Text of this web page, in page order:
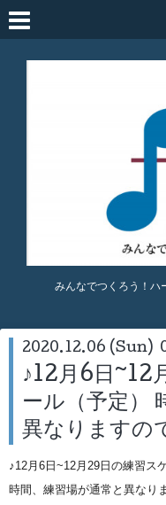
みんなでつくろう！
2020.12.06 (Sun)
♪12月6日~12
ール（予定）
異なりますの
♪12月6日~12月29日の練習ス
時間、練習場が通常と異なり